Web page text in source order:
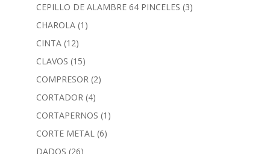
CEPILLO DE ALAMBRE 64 PINCELES (3)
CHAROLA (1)
CINTA (12)
CLAVOS (15)
COMPRESOR (2)
CORTADOR (4)
CORTAPERNOS (1)
CORTE METAL (6)
DADOS (26)